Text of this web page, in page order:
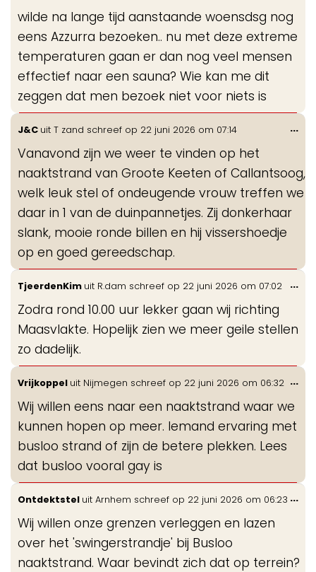
wilde na lange tijd aanstaande woensdsg nog
eens Azzurra bezoeken.. nu met deze extreme
temperaturen gaan er dan nog veel mensen
effectief naar een sauna? Wie kan me dit
zeggen dat men bezoek niet voor niets is
J&C uit T zand schreef op 22 juni 2026 om 07:14
Vanavond zijn we weer te vinden op het
naaktstrand van Groote Keeten of Callantsoog,
welk leuk stel of ondeugende vrouw treffen we
daar in 1 van de duinpannetjes. Zij donkerhaar
slank, mooie ronde billen en hij vissershoedje
op en goed gereedschap.
...
TjeerdenKim uit R.dam schreef op 22 juni 2026 om 07:02
Zodra rond 10.00 uur lekker gaan wij richting
Maasvlakte. Hopelijk zien we meer geile stellen
zo dadelijk.
...
Vrijkoppel uit Nijmegen schreef op 22 juni 2026 om 06:32
Wij willen eens naar een naaktstrand waar we
kunnen hopen op meer. Iemand ervaring met
busloo strand of zijn de betere plekken. Lees
dat busloo vooral gay is
...
Ontdektstel uit Arnhem schreef op 22 juni 2026 om 06:23
Wij willen onze grenzen verleggen en lazen
over het 'swingerstrandje' bij Busloo
naaktstrand. Waar bevindt zich dat op terrein?
...